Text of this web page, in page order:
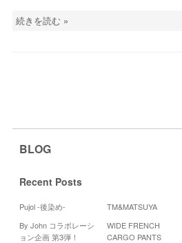
続きを読む »
BLOG
Recent Posts
Pujol -後染め- TM&MATSUYA
By John コラボレーシ
ョン企画 第3弾！
WIDE FRENCH
CARGO PANTS